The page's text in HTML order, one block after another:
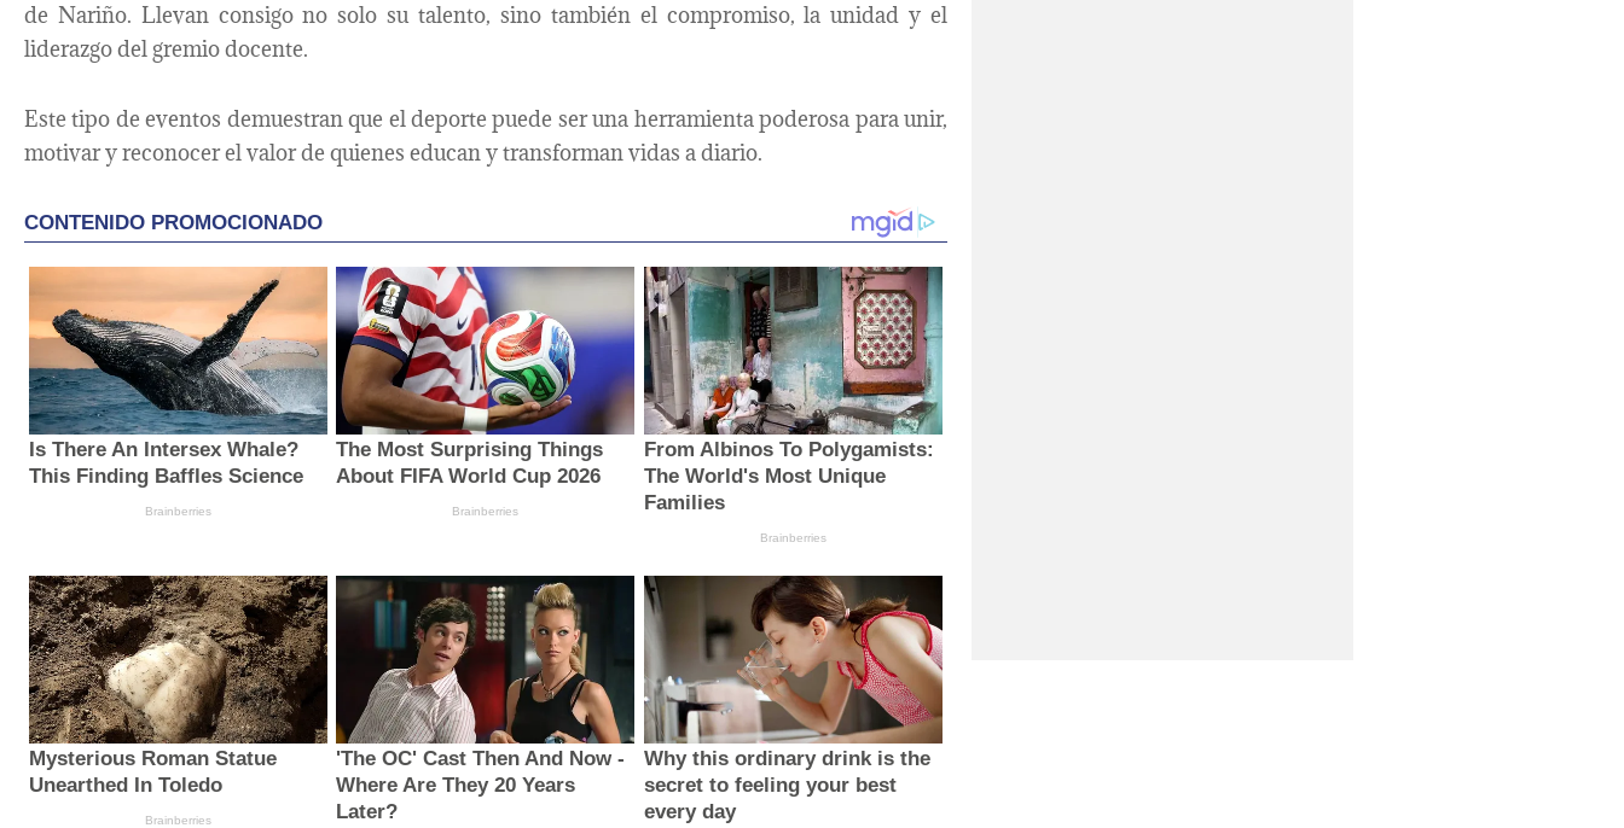
de Nariño. Llevan consigo no solo su talento, sino también el compromiso, la unidad y el
liderazgo del gremio docente.
Este tipo de eventos demuestran que el deporte puede ser una herramienta poderosa para unir,
motivar y reconocer el valor de quienes educan y transforman vidas a diario.